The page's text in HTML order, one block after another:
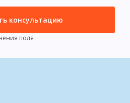
консультацию
поля